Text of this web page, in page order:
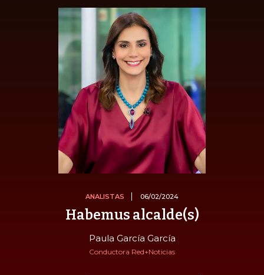
ANALISTAS 06/02/2024
Habemus alcalde(s)
Paula García García
Conductora Red+Noticias